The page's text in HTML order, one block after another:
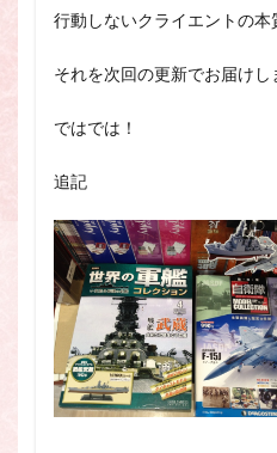
行動しないクライエントの本
それを次回の更新でお届けし
ではでは！
追記